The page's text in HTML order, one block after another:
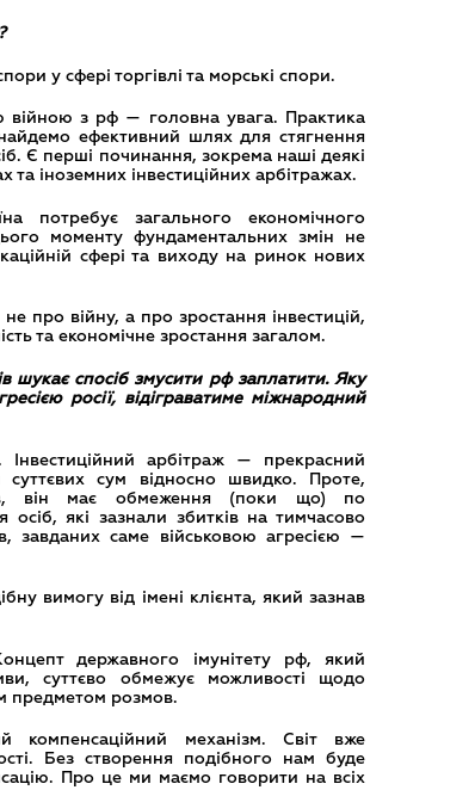
у сфері торгівлі та морські спори.
війною з рф — головна увага. Практика
ефективний шлях для стягнення
Є перші починання, зокрема наші деякі
та іноземних інвестиційних арбітражах.
потребує загального економічного
моменту фундаментальних змін не
сфері та виходу на ринок нових
про війну, а про зростання інвестицій,
та економічне зростання загалом.
шукає спосіб змусити рф заплатити. Яку
росії, відіграватиме міжнародний
арбітраж — прекрасний
суттєвих сум відносно швидко. Проте,
він має обмеження (поки що) по
осіб, які зазнали збитків на тимчасово
завданих саме військовою агресією —
вимогу від імені клієнта, який зазнав
державного імунітету рф, який
суттєво обмежує можливості щодо
предметом розмов.
компенсаційний механізм. Світ вже
Без створення подібного нам буде
Про це ми маємо говорити на всіх